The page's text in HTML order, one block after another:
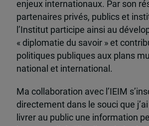
enjeux internationaux. Par son
partenaires privés, publics et
l’Institut participe ainsi au
« diplomatie du savoir » et
politiques publiques aux plans
national et international.
Ma collaboration avec l’IEIM
directement dans le souci que
livrer au public une information